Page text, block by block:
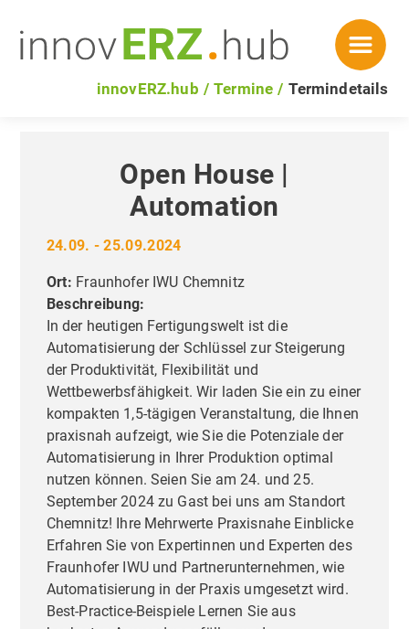
innovERZ.hub Termine Termindetails
Open House |
Automation
24.09. - 25.09.2024
Ort: Fraunhofer IWU Chemnitz
Beschreibung:
In der heutigen Fertigungswelt ist die
Automatisierung der Schlüssel zur Steigerung
der Produktivität, Flexibilität und
Wettbewerbsfähigkeit. Wir laden Sie ein zu einer
kompakten 1,5-tägigen Veranstaltung, die Ihnen
praxisnah aufzeigt, wie Sie die Potenziale der
Automatisierung in Ihrer Produktion optimal
nutzen können. Seien Sie am 24. und 25.
September 2024 zu Gast bei uns am Standort
Chemnitz! Ihre Mehrwerte Praxisnahe Einblicke
Erfahren Sie von Expertinnen und Experten des
Fraunhofer IWU und Partnerunternehmen, wie
Automatisierung in der Praxis umgesetzt wird.
Best-Practice-Beispiele Lernen Sie aus